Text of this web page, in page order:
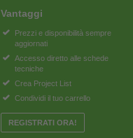
Vantaggi
Prezzi e disponibilità sempre
aggiornati
Accesso diretto alle schede
tecniche
Crea Project List
Condividi il tuo carrello
REGISTRATI ORA!